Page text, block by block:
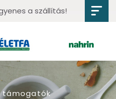
a szállítás!
támogatók